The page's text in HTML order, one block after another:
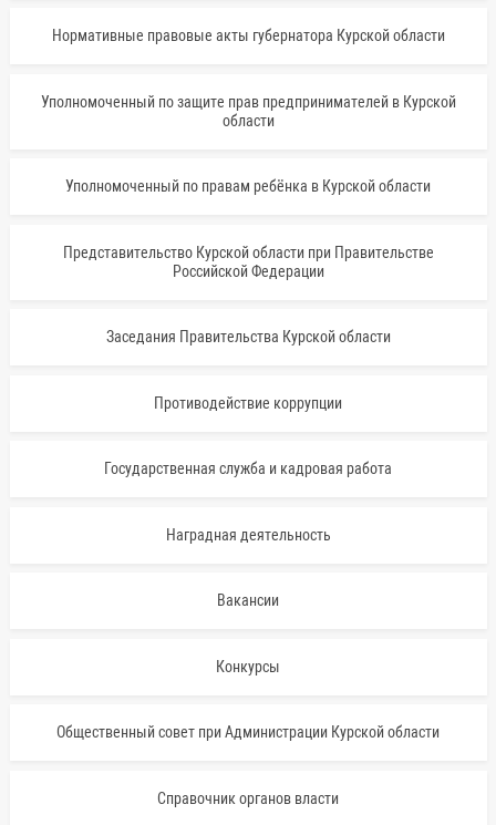
Нормативные правовые акты губернатора Курской области
Уполномоченный по защите прав предпринимателей в Курской
области
Уполномоченный по правам ребёнка в Курской области
Представительство Курской области при Правительстве
Российской Федерации
Заседания Правительства Курской области
Противодействие коррупции
Государственная служба и кадровая работа
Наградная деятельность
Вакансии
Конкурсы
Общественный совет при Администрации Курской области
Справочник органов власти